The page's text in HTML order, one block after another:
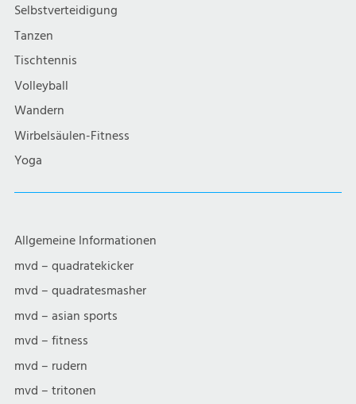
Selbstverteidigung
Tanzen
Tischtennis
Volleyball
Wandern
Wirbelsäulen-Fitness
Yoga
Allgemeine Informationen
mvd – quadratekicker
mvd – quadratesmasher
mvd – asian sports
mvd – fitness
mvd – rudern
mvd – tritonen